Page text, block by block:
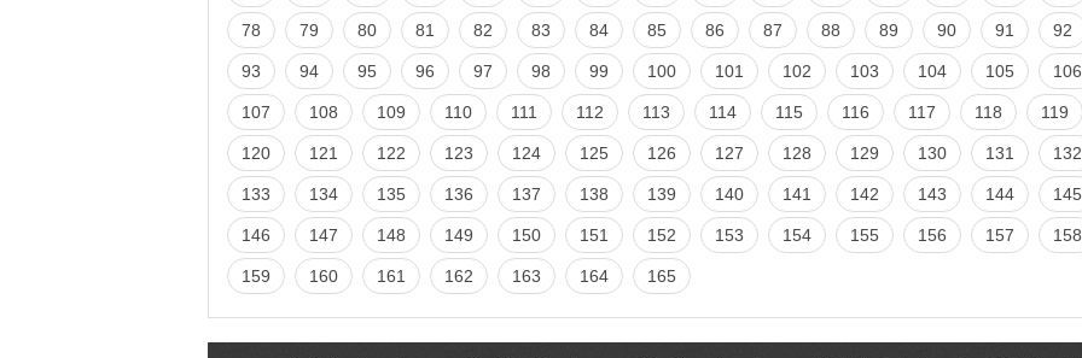
78 79 80 81 82 83 84 85 86 87 88 89 90 91 92
93 94 95 96 97 98 99 100 101 102 103 104 105 106
107 108 109 110 111 112 113 114 115 116 117 118 119
120 121 122 123 124 125 126 127 128 129 130 131 132
133 134 135 136 137 138 139 140 141 142 143 144 145
146 147 148 149 150 151 152 153 154 155 156 157 158
159 160 161 162 163 164 165